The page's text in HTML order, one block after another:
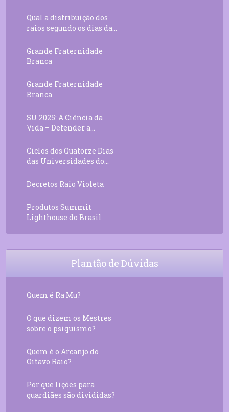
Qual a distribuição dos
raios segundo os dias da...
Grande Fraternidade
Branca
Grande Fraternidade
Branca
SU 2025: A Ciência da
Vida – Defender a...
Ciclos dos Quatorze Dias
das Universidades do...
Decretos Raio Violeta
Produtos Summit
Lighthouse do Brasil
Plantão de Dúvidas
Quem é Ra Mu?
O que dizem os Mestres
sobre o psiquismo?
Quem é o Arcanjo do
Oitavo Raio?
Por que lições para
guardiães são divididas?